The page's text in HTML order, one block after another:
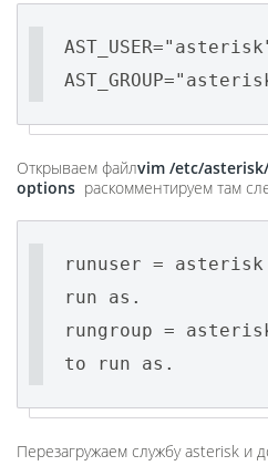
Открываем файлvim /etc/asterisk/
options раскомментируем там
runuser =
run as.
rungroup =
to run as.
Перезагружаем службу asterisk и